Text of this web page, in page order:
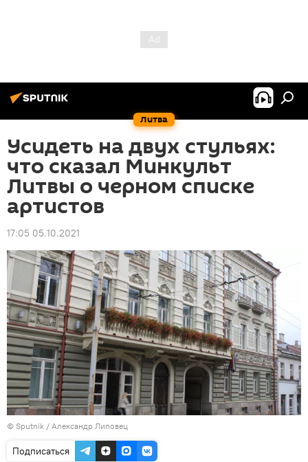
Литва
Усидеть на двух стульях:
что сказал Минкульт
Литвы о черном списке
артистов
17:05 05.10.2021
© Sputnik / Александр Липовец
Подписаться